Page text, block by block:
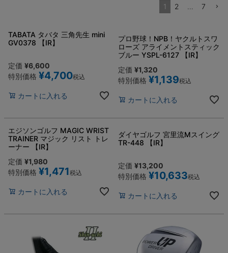
1
2 7
TABATA タバタ 三角先生 mini
GV0378 【IR】
定価 ¥6,600
特別価格 ¥4,700税込
カートに入れる
プロ野球！NPB！ヤクルトスワ
ローズ アライメントスティック
ブルー YSPL-6127 【IR】
定価 ¥1,320
特別価格 ¥1,139税込
カートに入れる
エジソンゴルフ MAGIC WRIST
TRAINER マジック リスト トレ
ーナー 【IR】
定価 ¥1,980
特別価格 ¥1,471税込
カートに入れる
ダイヤゴルフ 宮里流Mスイング
TR-448 【IR】
定価 ¥13,200
特別価格 ¥10,633税込
カートに入れる